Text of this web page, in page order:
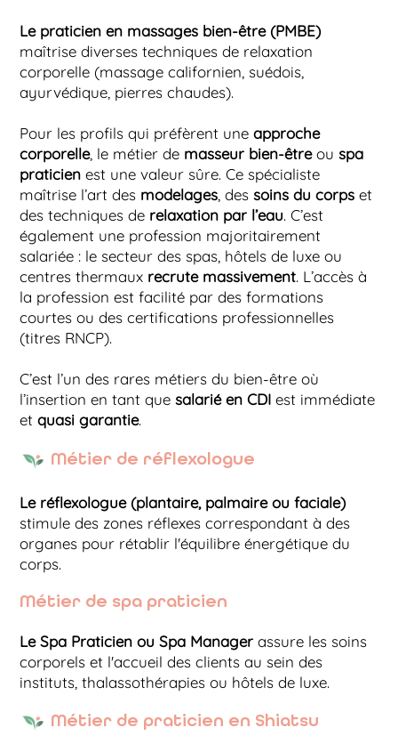
Le praticien en massages bien-être (PMBE)
maîtrise diverses techniques de relaxation
corporelle (massage californien, suédois,
ayurvédique, pierres chaudes).
Pour les profils qui préfèrent uneapproche
corporelle, le métier de masseur bien-êtreouspa
praticien est une valeur sûre. Ce spécialiste
maîtrise l’art des modelages , dessoins du corps et
des techniques de relaxation par l’eau. C’est
également une profession majoritairement
salariée : le secteur des spas, hôtels de luxe ou
centres thermaux recrute massivement. L’accès à
la profession est facilité par des formations
courtes ou des certifications professionnelles
(titres RNCP).
C’est l’un des rares métiers du bien-être où
l’insertion en tant quesalarié en CDI est immédiate
etquasi garantie.
Métier de réflexologue
Le réflexologue (plantaire, palmaire ou faciale)
stimule des zones réflexes correspondant à des
organes pour rétablir l'équilibre énergétique du
corps.
Métier de spa praticien
Le Spa Praticien ou Spa Managerassure les soins
corporels et l'accueil des clients au sein des
instituts, thalassothérapies ou hôtels de luxe.
Métier de praticien en Shiatsu